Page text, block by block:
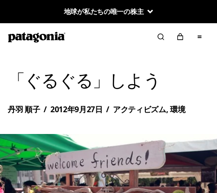
地球が私たちの唯一の株主
「ぐるぐる」しよう
丹羽 順子 / 2012年9月27日 / アクティビズム,環境